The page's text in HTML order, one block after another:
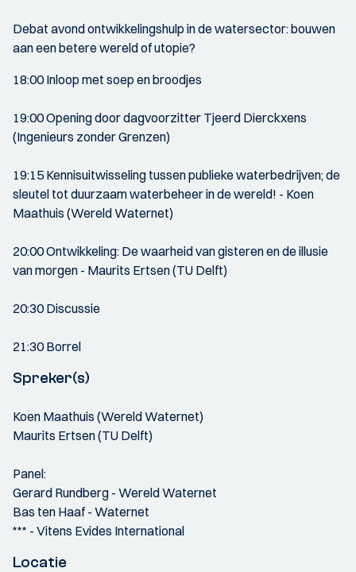
Debat avond ontwikkelingshulp in de watersector: bouwen
aan een betere wereld of utopie?
18:00 Inloop met soep en broodjes
19:00 Opening door dagvoorzitter Tjeerd Dierckxens
(Ingenieurs zonder Grenzen)
19:15 Kennisuitwisseling tussen publieke waterbedrijven; de
sleutel tot duurzaam waterbeheer in de wereld! - Koen
Maathuis (Wereld Waternet)
20:00 Ontwikkeling: De waarheid van gisteren en de illusie
van morgen - Maurits Ertsen (TU Delft)
20:30 Discussie
21:30 Borrel
Spreker(s)
Koen Maathuis (Wereld Waternet)
Maurits Ertsen (TU Delft)
Panel:
Gerard Rundberg - Wereld Waternet
Bas ten Haaf - Waternet
*** - Vitens Evides International
Locatie